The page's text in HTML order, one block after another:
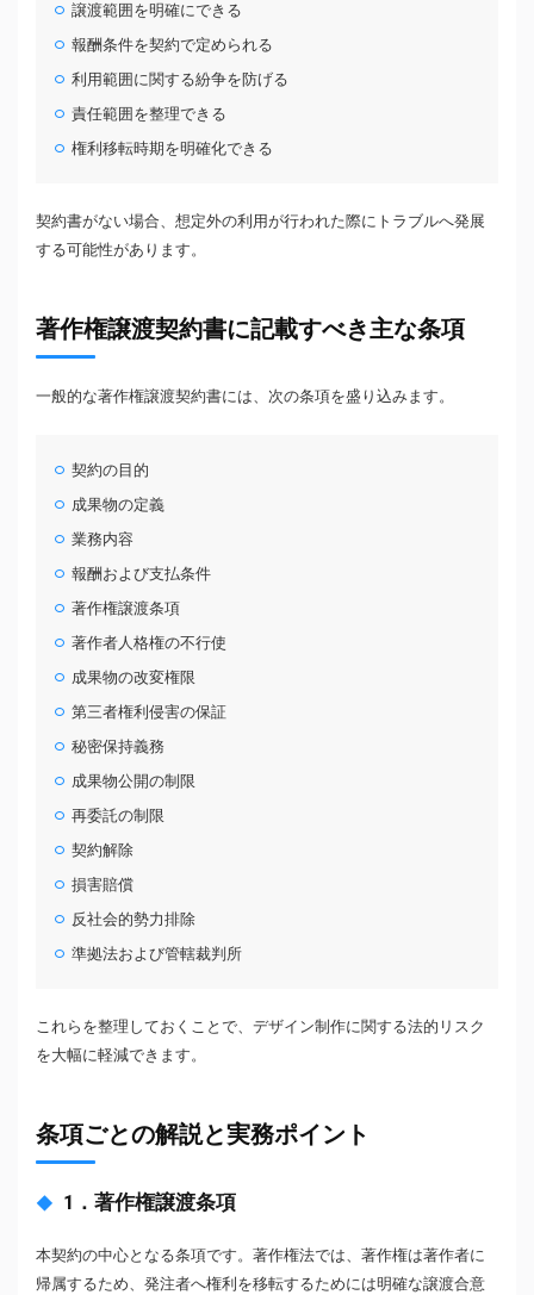
譲渡範囲を明確にできる
報酬条件を契約で定められる
利用範囲に関する紛争を防げる
責任範囲を整理できる
権利移転時期を明確化できる
契約書がない場合、想定外の利用が行われた際にトラブルへ発展
する可能性があります。
著作権譲渡契約書に記載すべき主な条項
一般的な著作権譲渡契約書には、次の条項を盛り込みます。
契約の目的
成果物の定義
業務内容
報酬および支払条件
著作権譲渡条項
著作者人格権の不行使
成果物の改変権限
第三者権利侵害の保証
秘密保持義務
成果物公開の制限
再委託の制限
契約解除
損害賠償
反社会的勢力排除
準拠法および管轄裁判所
これらを整理しておくことで、デザイン制作に関する法的リスク
を大幅に軽減できます。
条項ごとの解説と実務ポイント
1．著作権譲渡条項
本契約の中心となる条項です。著作権法では、著作権は著作者に
帰属するため、発注者へ権利を移転するためには明確な譲渡合意